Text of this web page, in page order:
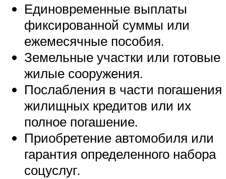
Единовременные выплаты
фиксированной суммы или
ежемесячные пособия.
Земельные участки или готовые
жилые сооружения.
Послабления в части погашения
жилищных кредитов или их
полное погашение.
Приобретение автомобиля или
гарантия определенного набора
соцуслуг.